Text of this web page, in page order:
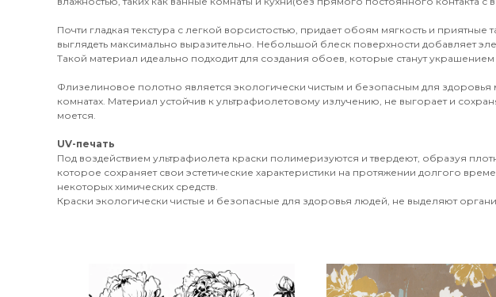
Почти гладкая текстура с легкой ворсистостью, придает обоям мягкость и
выглядеть максимально выразительно. Небольшой блеск поверхности добавляет
Такой материал идеально подходит для создания обоев, которые станут
Флизелиновое полотно является экологически чистым и безопасным для
комнатах. Материал устойчив к ультрафиолетовому излучению, не выгорает и
моется.
UV-печать
Под воздействием ультрафиолета краски полимеризуются и твердеют, образуя
которое сохраняет свои эстетические характеристики на протяжении долгого
некоторых химических средств.
Краски экологически чистые и безопасные для здоровья людей, не выделяют